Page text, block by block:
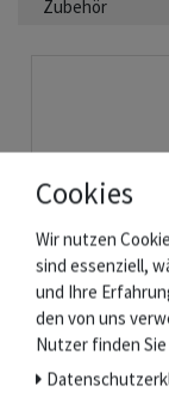
Zubehör
Cookies
Wir nutzen
sind essenziell,
und Ihre
den von uns
Nutzer finden Sie